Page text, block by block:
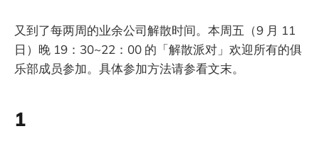
又到了每两周的业余公司解散时间。本周五（9 月 11
日）晚 19：30~22：00 的「解散派对」欢迎所有的俱
乐部成员参加。具体参加方法请参看文末。
1